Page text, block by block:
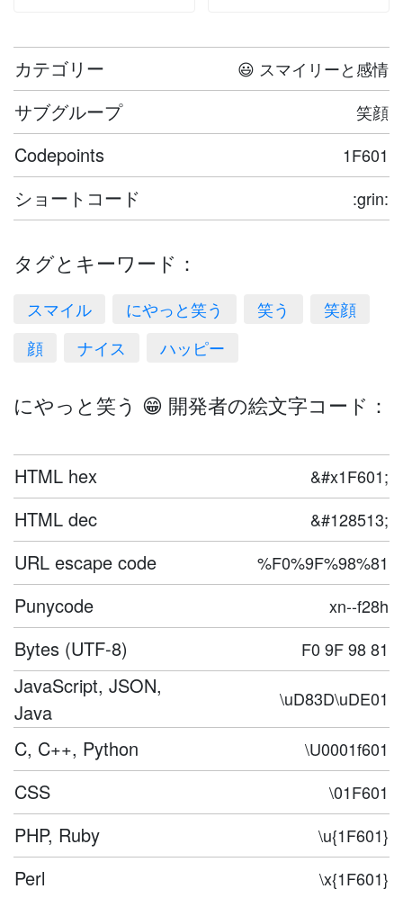
カテゴリー 😃 スマイリーと感情
サブグループ 笑顔
Codepoints 1F601
ショートコード :grin:
タグとキーワード：
スマイル にやっと笑う 笑う
笑顔
顔
ナイス ハッピー
にやっと笑う 😁 開発者の絵文字コード：
HTML hex &#x1F601;
HTML dec &#128513;
URL escape code %F0%9F%98%81
Punycode xn--f28h
Bytes (UTF-8) F0 9F 98 81
JavaScript, JSON,
Java
\uD83D\uDE01
C, C++, Python \U0001f601
CSS \01F601
PHP, Ruby \u{1F601}
Perl \x{1F601}